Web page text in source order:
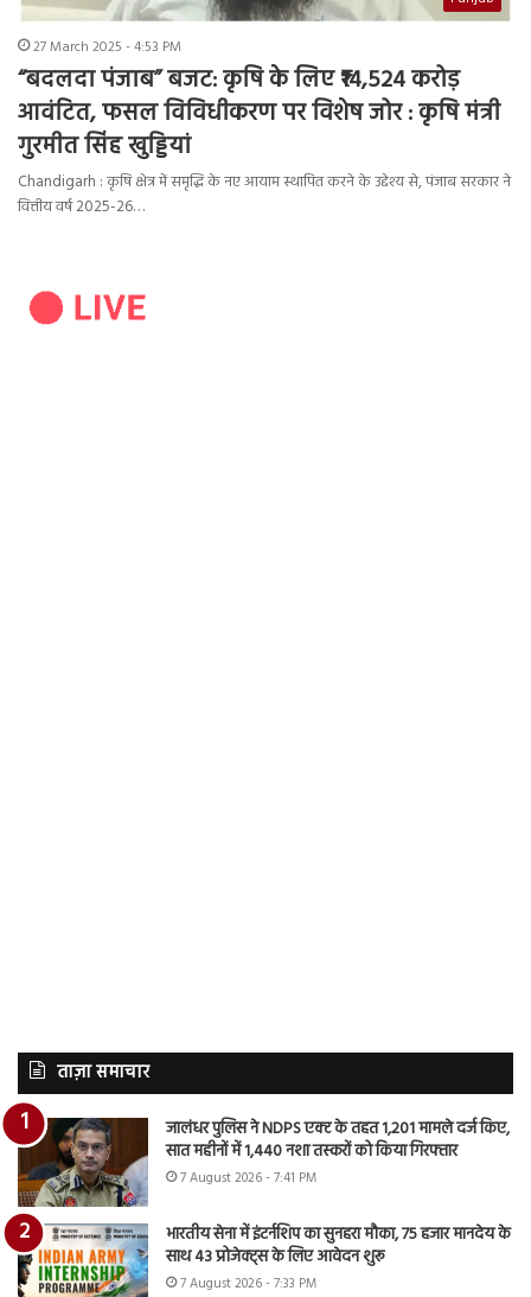
27 March 2025 - 4:53 PM
“बदलदा पंजाब” बजट: कृषि के लिए ₹14,524 करोड़
आवंटित, फसल विविधीकरण पर विशेष जोर : कृषि मंत्री
गुरमीत सिंह खुड्डियां
Chandigarh : कृषि क्षेत्र में समृद्धि के नए आयाम स्थापित करने के उद्देश्य से, पंजाब सरकार ने
वित्तीय वर्ष 2025-26…
ताज़ा समाचार
जालंधर पुलिस ने NDPS एक्ट के तहत 1,201 मामले दर्ज किए,
सात महीनों में 1,440 नशा तस्करों को किया गिरफ्तार
7 August 2026 - 7:41 PM
भारतीय सेना में इंटर्नशिप का सुनहरा मौका, 75 हजार मानदेय के
साथ 43 प्रोजेक्ट्स के लिए आवेदन शुरू
7 August 2026 - 7:33 PM